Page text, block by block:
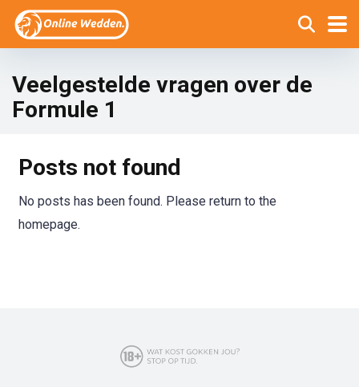
Veelgestelde vragen over de
Formule 1
Posts not found
No posts has been found. Please return to the
homepage.